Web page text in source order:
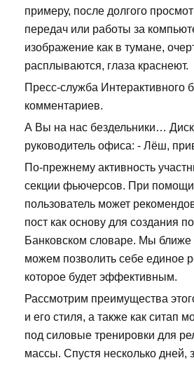
примеру, после долгого
передач или работы за
изображение как в тумане,
расплываются, глаза краснеют.
Пресс-служба Интерактивного
комментариев.
А Вы на нас бездельники…
руководитель офиса: - Лёш,
По-прежнему активность
секции фьючерсов. При помощи
пользователь может
пост как основу для создания
Банковском словаре. Мы ближе
можем позволить себе единое
которое будет эффективным.
Рассмотрим преимущества
и его стиля, а также как ситап
под силовые тренировки для
массы. Спустя несколько дней,